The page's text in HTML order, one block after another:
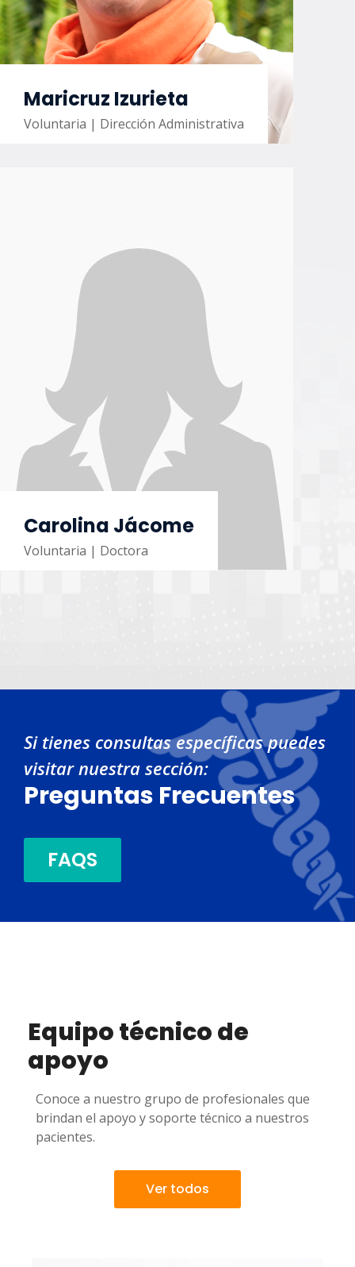
Maricruz Izurieta
Voluntaria | Dirección Administrativa
Carolina Jácome
Voluntaria | Doctora
Si tienes consultas específicas puedes
visitar nuestra sección:
Preguntas Frecuentes
FAQS
Equipo técnico de
apoyo
Conoce a nuestro grupo de profesionales que
brindan el apoyo y soporte técnico a nuestros
pacientes.
Ver todos